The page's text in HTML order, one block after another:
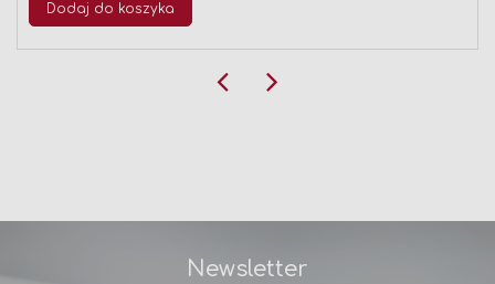
Dodaj do koszyka
Newsletter